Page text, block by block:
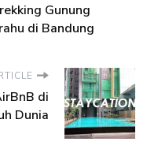
Gunung
di Bandung
di
Dunia